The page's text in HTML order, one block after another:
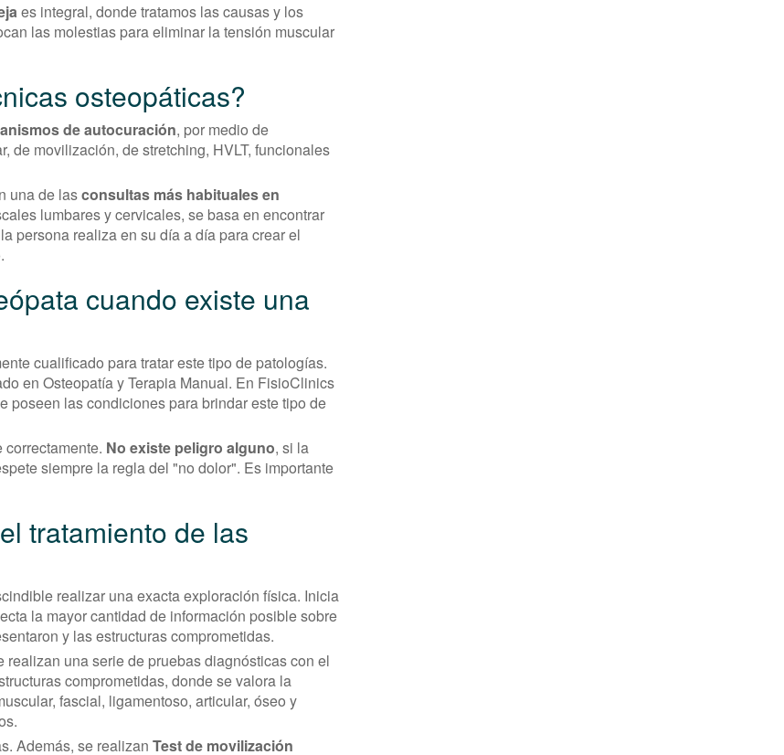
es integral, donde tratamos las causas y los
las molestias para eliminar la tensión muscular
osteopáticas?
de autocuración, por medio de
de movilización, de stretching, HVLT, funcionales
una de lasconsultas más habituales en
lumbares y cervicales, se basa en encontrar
persona realiza en su día a día para crear el
cuando existe una
cualificado para tratar este tipo de patologías.
en Osteopatía y Terapia Manual. En FisioClinics
poseen las condiciones para brindar este tipo de
No existe peligro alguno, si la
siempre la regla del "no dolor". Es importante
tratamiento de las
realizar una exacta exploración física. Inicia
la mayor cantidad de información posible sobre
y las estructuras comprometidas.
una serie de pruebas diagnósticas con el
comprometidas, donde se valora la
fascial, ligamentoso, articular, óseo y
Además, se realizan Test de movilización